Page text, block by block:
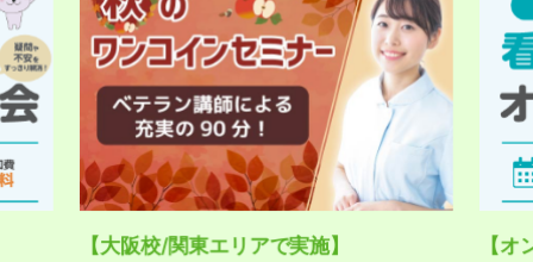
東エリアで実施】 【オンライン】